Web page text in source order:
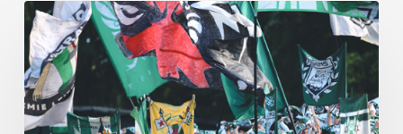
Faninfo
zum
Auswärtsspiel
beim
RSV
Eintracht